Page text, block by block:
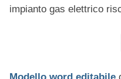
impianto gas elettrico